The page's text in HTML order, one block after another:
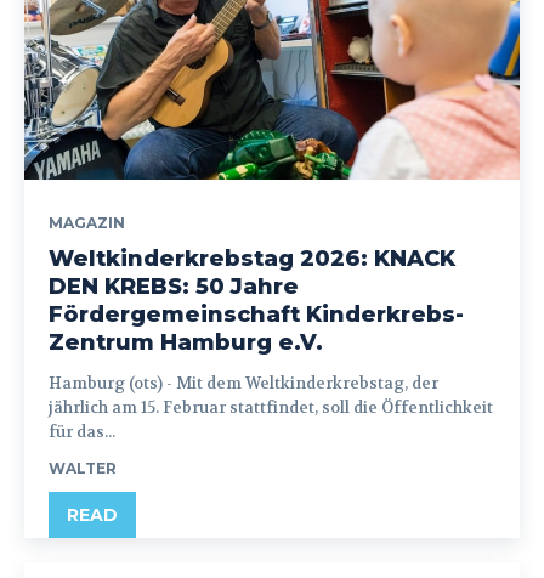
MAGAZIN
Weltkinderkrebstag 2026: KNACK
DEN KREBS: 50 Jahre
Fördergemeinschaft Kinderkrebs-
Zentrum Hamburg e.V.
Hamburg (ots) - Mit dem Weltkinderkrebstag, der
jährlich am 15. Februar stattfindet, soll die Öffentlichkeit
für das...
WALTER
READ